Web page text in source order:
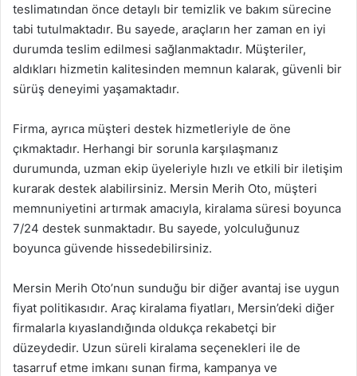
teslimatından önce detaylı bir temizlik ve bakım sürecine
tabi tutulmaktadır. Bu sayede, araçların her zaman en iyi
durumda teslim edilmesi sağlanmaktadır. Müşteriler,
aldıkları hizmetin kalitesinden memnun kalarak, güvenli bir
sürüş deneyimi yaşamaktadır.
Firma, ayrıca müşteri destek hizmetleriyle de öne
çıkmaktadır. Herhangi bir sorunla karşılaşmanız
durumunda, uzman ekip üyeleriyle hızlı ve etkili bir iletişim
kurarak destek alabilirsiniz. Mersin Merih Oto, müşteri
memnuniyetini artırmak amacıyla, kiralama süresi boyunca
7/24 destek sunmaktadır. Bu sayede, yolculuğunuz
boyunca güvende hissedebilirsiniz.
Mersin Merih Oto’nun sunduğu bir diğer avantaj ise uygun
fiyat politikasıdır. Araç kiralama fiyatları, Mersin’deki diğer
firmalarla kıyaslandığında oldukça rekabetçi bir
düzeydedir. Uzun süreli kiralama seçenekleri ile de
tasarruf etme imkanı sunan firma, kampanya ve